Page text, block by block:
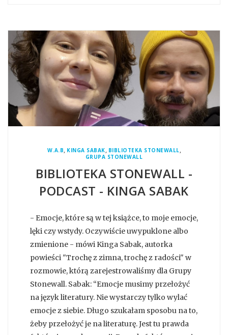
W.A.B, KINGA SABAK, BIBLIOTEKA STONEWALL,
GRUPA STONEWALL
BIBLIOTEKA STONEWALL -
PODCAST - KINGA SABAK
- Emocje, które są w tej książce, to moje emocje,
lęki czy wstydy. Oczywiście uwypuklone albo
zmienione - mówi Kinga Sabak, autorka
powieści "Trochę z zimna, trochę z radości" w
rozmowie, którą zarejestrowaliśmy dla Grupy
Stonewall. Sabak: “Emocje musimy przełożyć
na język literatury. Nie wystarczy tylko wylać
emocje z siebie. Długo szukałam sposobu na to,
żeby przełożyć je na literaturę. Jest tu prawda